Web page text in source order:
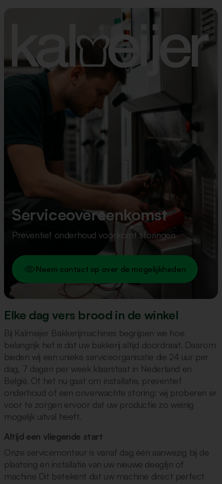
Serviceovereenkomst
Preventief onderhoud voorkomt storingen
Neem contact op over de mogelijkheden
Elke dag vers brood in de winkel
Bij Kalmeijer Bakkerijmachines begrijpen we hoe
belangrijk het is dat uw bakkerij altijd doordraait. Daarom
bieden wij een unieke serviceorganisatie die 24 uur per
dag, 7 dagen per week klaarstaat in Nederland en
België. Of het nu gaat om installatie, preventief
onderhoud of een onverwachte storing: wij proberen er
voor te zorgen ervoor dat uw productie zo weinig
mogelijk uitval heeft.
Altijd een vliegende start
Onze servicemonteur is vanaf dag één aanwezig bij de
plaatsing en installatie van uw nieuwe deeglijn of
machine Dit betekent dat uw machine direct perfect